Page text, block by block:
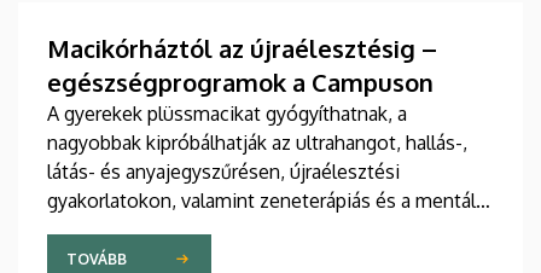
szerzője a Debreceni Egyetem egyetemi tanára.
Macikórháztól az újraélesztésig –
egészségprogramok a Campuson
A gyerekek plüssmacikat gyógyíthatnak, a
nagyobbak kipróbálhatják az ultrahangot, hallás-,
látás- és anyajegyszűrésen, újraélesztési
gyakorlatokon, valamint zeneterápiás és a mentális
egészséget támogató prevenciós foglalkozásokon
is részt vehetnek a július 22-én kezdődő Campus
TOVÁBB